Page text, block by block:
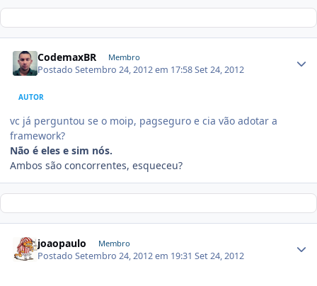
CodemaxBR Membro
PostadoSetembro 24, 2012 em 17:58Set 24, 2012
AUTOR
vc já perguntou se o moip, pagseguro e cia vão adotar a
framework?
Não é eles e sim nós.
Ambos são concorrentes, esqueceu?
joaopaulo Membro
PostadoSetembro 24, 2012 em 19:31Set 24, 2012